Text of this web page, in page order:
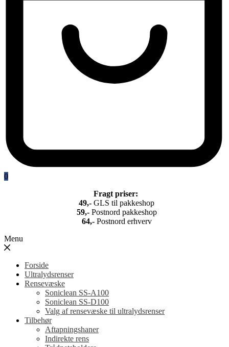
0
Fragt priser:
49,- GLS til pakkeshop
59,-Postnord pakkeshop
64,-Postnord erhverv
Menu
Forside
Ultralydsrenser
Rensevæske
Soniclean SS-A100
Soniclean SS-D100
Valg af rensevæske til ultralydsrenser
Tilbehør
Aftapningshaner
Indirekte rens